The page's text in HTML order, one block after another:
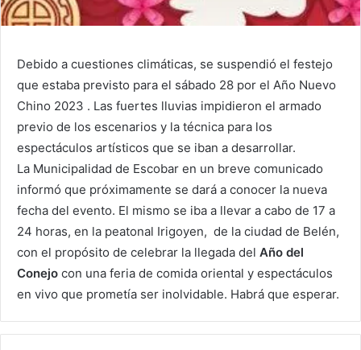
Debido a cuestiones climáticas, se suspendió el festejo
que estaba previsto para el sábado 28 por el Año Nuevo
Chino 2023 . Las fuertes lluvias impidieron el armado
previo de los escenarios y la técnica para los
espectáculos artísticos que se iban a desarrollar.
La Municipalidad de Escobar en un breve comunicado
informó que próximamente se dará a conocer la nueva
fecha del evento. El mismo se iba a llevar a cabo de 17 a
24 horas, en la peatonal Irigoyen, de la ciudad de Belén,
con el propósito de celebrar la llegada del Año del
Conejo con una feria de comida oriental y espectáculos
en vivo que prometía ser inolvidable. Habrá que esperar.